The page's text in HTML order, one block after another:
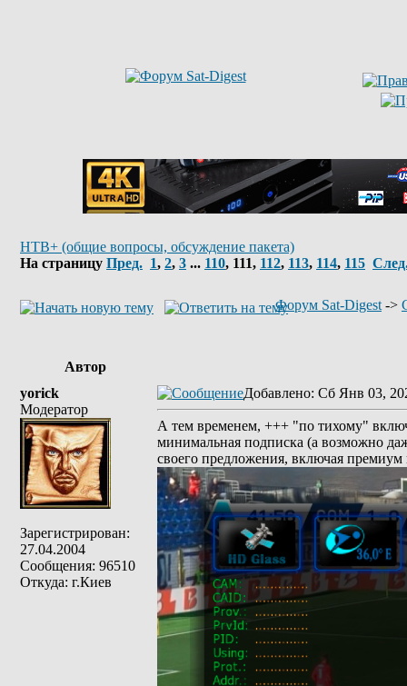
НТВ+ (общие вопросы, обсуждение пакета)
На страницу Пред. 1, 2, 3 ... 110, 111, 112, 113, 114, 115
Форум Sat-Digest ->
Автор
yorick
Модератор
Зарегистрирован:
27.04.2004
Сообщения: 96510
Откуда: г.Киев
Добавлено: Сб Янв 03,
А тем временем, +++ "по тихому"
минимальная подписка (а возможно
своего предложения, включая премиум